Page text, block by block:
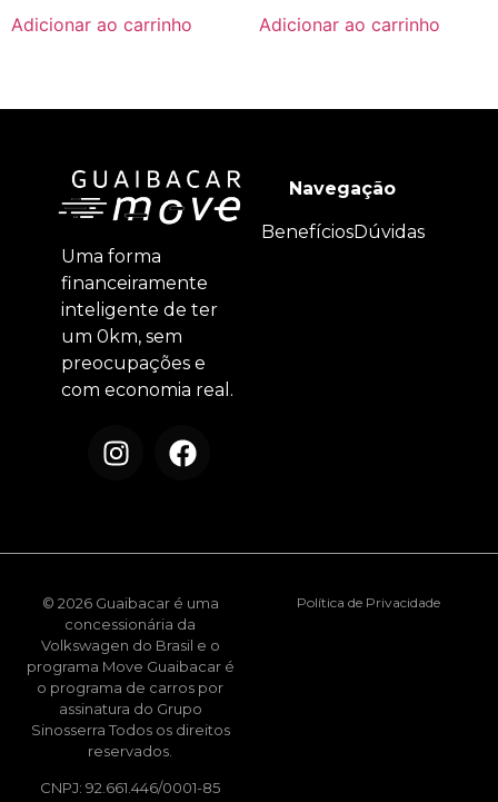
Adicionar ao carrinho Adicionar ao carrinho
Uma forma
financeiramente
inteligente de ter
um 0km, sem
preocupações e
com economia real.
Navegação
BenefíciosDúvidas
© 2026 Guaibacar é uma
concessionária da
Volkswagen do Brasil e o
programa Move Guaibacar é
o programa de carros por
assinatura do Grupo
Sinosserra Todos os direitos
reservados.
CNPJ: 92.661.446/0001-85
Política de Privacidade